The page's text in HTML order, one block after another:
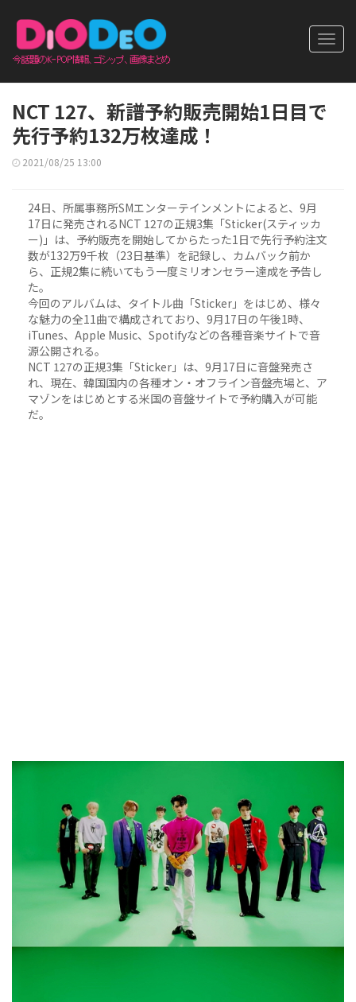
NCT 127、新譜予約販売開始1日目で
先行予約132万枚達成！
2021/08/25 13:00
24日、所属事務所SMエンターテインメントによると、9月
17日に発売されるNCT 127の正規3集「Sticker(スティッカ
ー)」は、予約販売を開始してからたった1日で先行予約注文
数が132万9千枚（23日基準）を記録し、カムバック前か
ら、正規2集に続いてもう一度ミリオンセラー達成を予告し
た。
今回のアルバムは、タイトル曲「Sticker」をはじめ、様々
な魅力の全11曲で構成されており、9月17日の午後1時、
iTunes、Apple Music、Spotifyなどの各種音楽サイトで音
源公開される。
NCT 127の正規3集「Sticker」は、9月17日に音盤発売さ
れ、現在、韓国国内の各種オン・オフライン音盤売場と、ア
マゾンをはじめとする米国の音盤サイトで予約購入が可能
だ。